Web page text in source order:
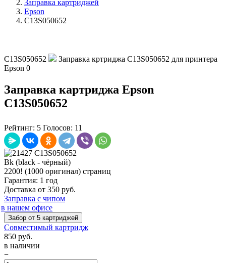
Заправка картриджей
Epson
C13S050652
C13S050652
Заправка кртриджа C13S050652 для принтера
Epson 0
Заправка картриджа Epson
C13S050652
Рейтинг: 5 Голосов: 11
Bk (black - чёрный)
2200! (1000 оригинал) страниц
Гарантия: 1 год
Доставка от 350 руб.
Заправка с чипом
в нашем офисе
Забор от 5 картриджей
Совместимый картридж
850 руб.
в наличии
−